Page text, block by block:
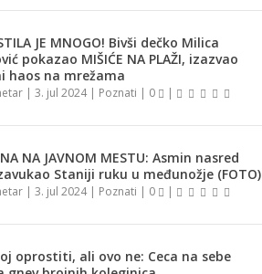
JE MNOGO! Bivši dečko Milica
pokazao MIŠIĆE NA PLAŽI, izazvao
haos na mrežama
| 3. jul 2024| Poznati | 0 |
NA JAVNOM MESTU: Asmin nasred
Staniji ruku u međunožje (FOTO)
| 3. jul 2024| Poznati | 0 |
oprostiti, ali ovo ne: Ceca na sebe